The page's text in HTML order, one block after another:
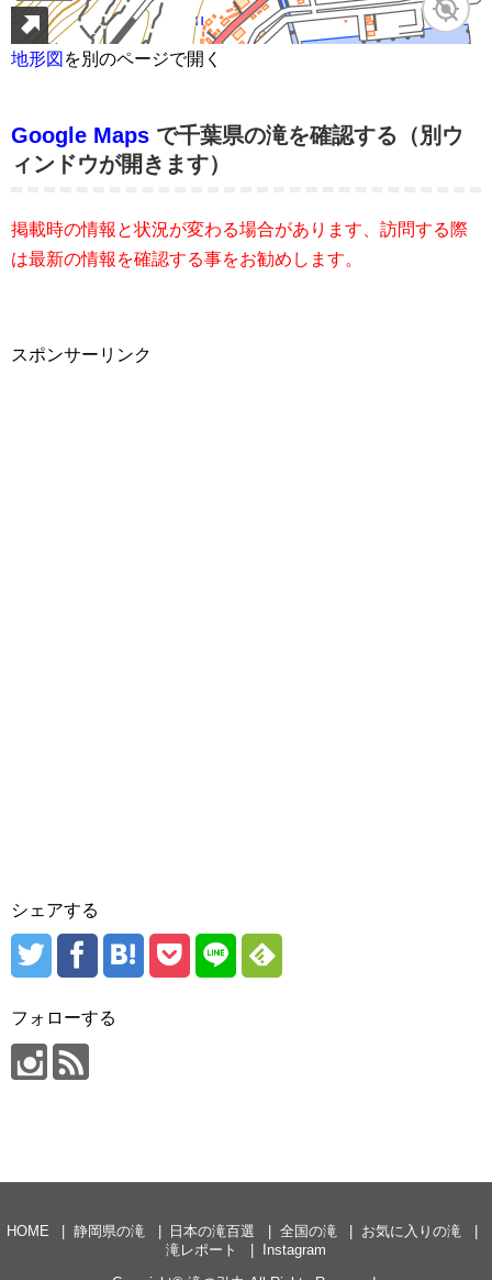
地形図 を別のページで開く
Google Maps で千葉県の滝を確認する（別ウ
ィンドウが開きます）
掲載時の情報と状況が変わる場合があります、訪問する際
は最新の情報を確認する事をお勧めします。
スポンサーリンク
シェアする
フォローする
HOME 静岡県の滝 日本の滝百選 全国の滝
お気に入りの滝
滝レポート
Instagram